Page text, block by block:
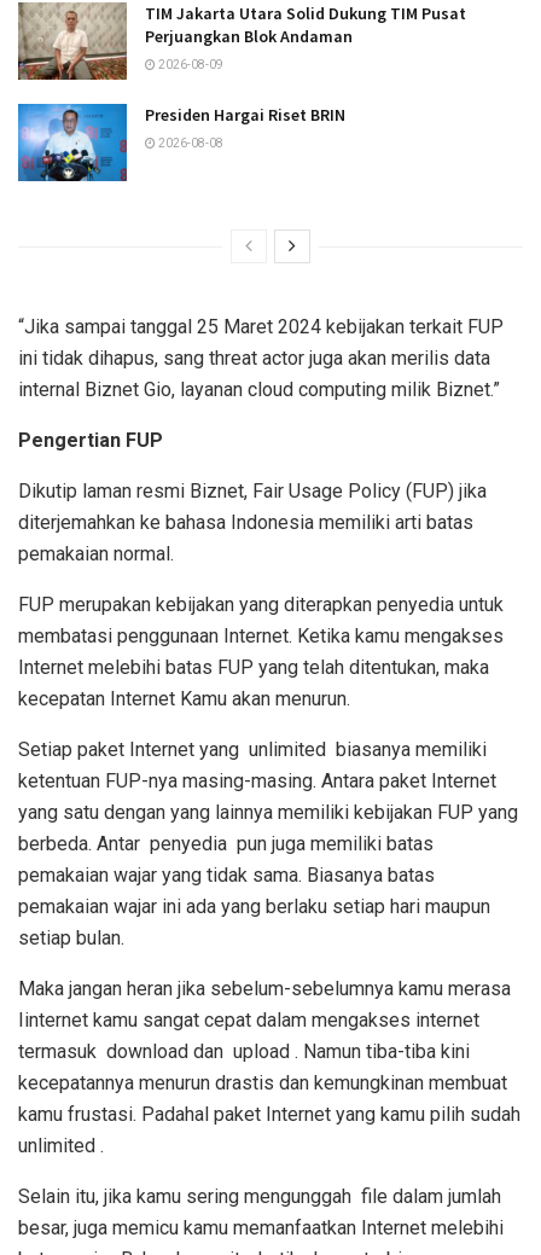
TIM Jakarta Utara Solid Dukung TIM Pusat
Perjuangkan Blok Andaman
2026-08-09
Presiden Hargai Riset BRIN
2026-08-08
“Jika sampai tanggal 25 Maret 2024 kebijakan terkait FUP
ini tidak dihapus, sang threat actor juga akan merilis data
internal Biznet Gio, layanan cloud computing milik Biznet.”
Pengertian FUP
Dikutip laman resmi Biznet, Fair Usage Policy (FUP) jika
diterjemahkan ke bahasa Indonesia memiliki arti batas
pemakaian normal.
FUP merupakan kebijakan yang diterapkan penyedia untuk
membatasi penggunaan Internet. Ketika kamu mengakses
Internet melebihi batas FUP yang telah ditentukan, maka
kecepatan Internet Kamu akan menurun.
Setiap paket Internet yang unlimited biasanya memiliki
ketentuan FUP-nya masing-masing. Antara paket Internet
yang satu dengan yang lainnya memiliki kebijakan FUP yang
berbeda. Antar penyedia pun juga memiliki batas
pemakaian wajar yang tidak sama. Biasanya batas
pemakaian wajar ini ada yang berlaku setiap hari maupun
setiap bulan.
Maka jangan heran jika sebelum-sebelumnya kamu merasa
Iinternet kamu sangat cepat dalam mengakses internet
termasuk download dan upload . Namun tiba-tiba kini
kecepatannya menurun drastis dan kemungkinan membuat
kamu frustasi. Padahal paket Internet yang kamu pilih sudah
unlimited .
Selain itu, jika kamu sering mengunggah file dalam jumlah
besar, juga memicu kamu memanfaatkan Internet melebihi